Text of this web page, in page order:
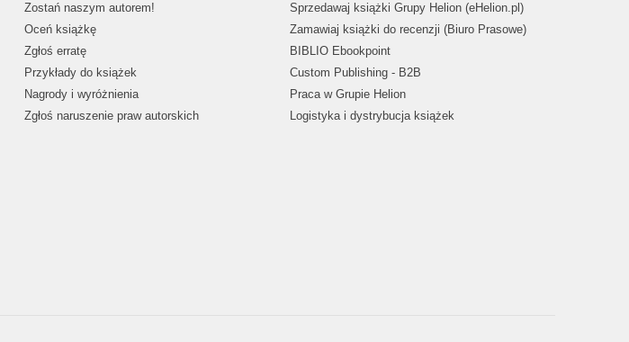
Zostań naszym autorem!
Oceń książkę
Zgłoś erratę
Przykłady do książek
Nagrody i wyróżnienia
Zgłoś naruszenie praw autorskich
Sprzedawaj książki Grupy Helion (eHelion.pl)
Zamawiaj książki do recenzji (Biuro Prasowe)
BIBLIO Ebookpoint
Custom Publishing - B2B
Praca w Grupie Helion
Logistyka i dystrybucja książek